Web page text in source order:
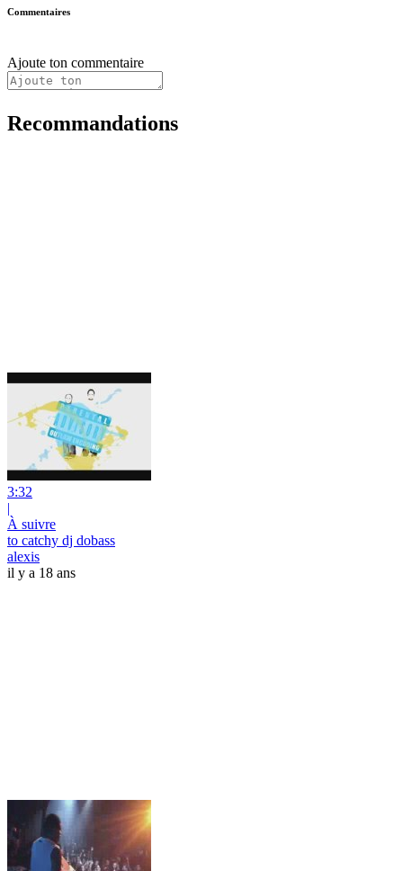
Commentaires
Ajoute ton commentaire
Recommandations
3:32
|
À suivre
to catchy dj dobass
alexis
il y a 18 ans